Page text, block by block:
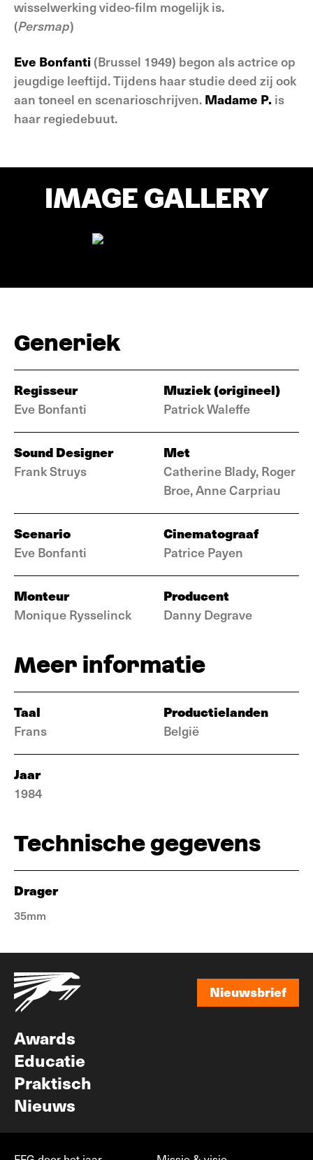
wisselwerking video-film mogelijk is.
(Persmap)
Eve Bonfanti (Brussel 1949) begon als actrice op
jeugdige leeftijd. Tijdens haar studie deed zij ook
aan toneel en scenarioschrijven. Madame P. is
haar regiedebuut.
IMAGE GALLERY
Generiek
Regisseur
Eve Bonfanti
Muziek (origineel)
Patrick Waleffe
Sound Designer
Frank Struys
Met
Catherine Blady, Roger
Broe, Anne Carpriau
Scenario
Eve Bonfanti
Cinematograaf
Patrice Payen
Monteur
Monique Rysselinck
Producent
Danny Degrave
Meer informatie
Taal
Frans
Productielanden
België
Jaar
1984
Technische gegevens
Drager
35mm
Nieuwsbrief
Awards
Educatie
Praktisch
Nieuws